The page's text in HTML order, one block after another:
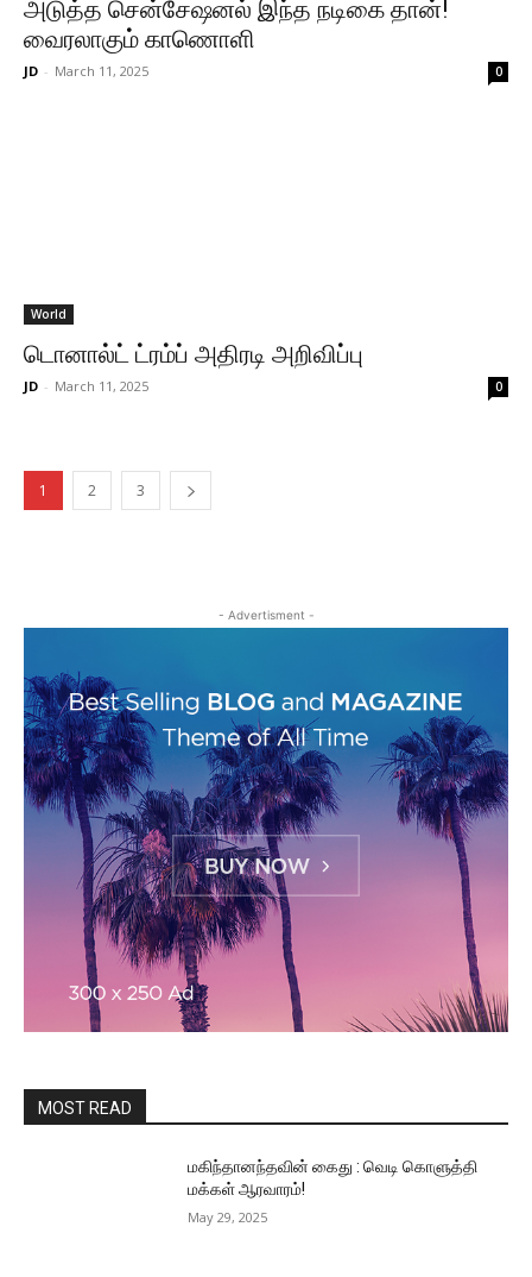
அடுத்த சென்சேஷனல் இந்த நடிகை தான்!
வைரலாகும் காணொளி
JD - March 11, 2025 0
World
டொனால்ட் ட்ரம்ப் அதிரடி அறிவிப்பு
JD - March 11, 2025 0
1 2 3
- Advertisment -
MOST READ
மகிந்தானந்தவின் கைது : வெடி கொளுத்தி
மக்கள் ஆரவாரம்!
May 29, 2025